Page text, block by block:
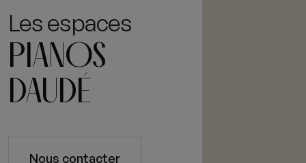
Les espaces
PIANOS
DAUDÉ
Nous contacter